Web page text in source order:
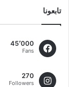
تابعونا
45٬000
Fans
270
Followers